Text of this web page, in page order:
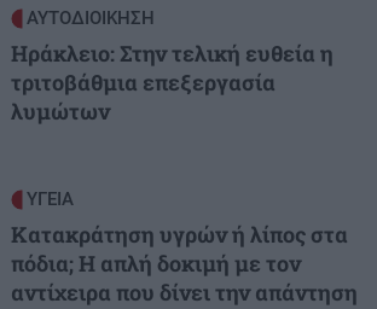
ΑΥΤΟΔΙΟΙΚΗΣΗ
Ηράκλειο: Στην τελική ευθεία η
τριτοβάθμια επεξεργασία
λυμώτων
ΥΓΕΙΑ
Κατακράτηση υγρών ή λίπος στα
πόδια; Η απλή δοκιμή με τον
αντίχειρα που δίνει την απάντηση